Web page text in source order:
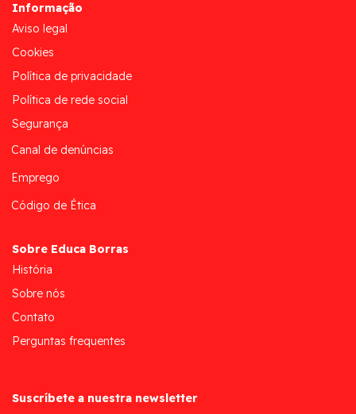
Informação
Aviso legal
Cookies
Política de privacidade
Política de rede social
Segurança
Canal de denúncias
Emprego
Código de Ética
Sobre Educa Borras
História
Sobre nós
Contato
Perguntas frequentes
Suscríbete a nuestra newsletter